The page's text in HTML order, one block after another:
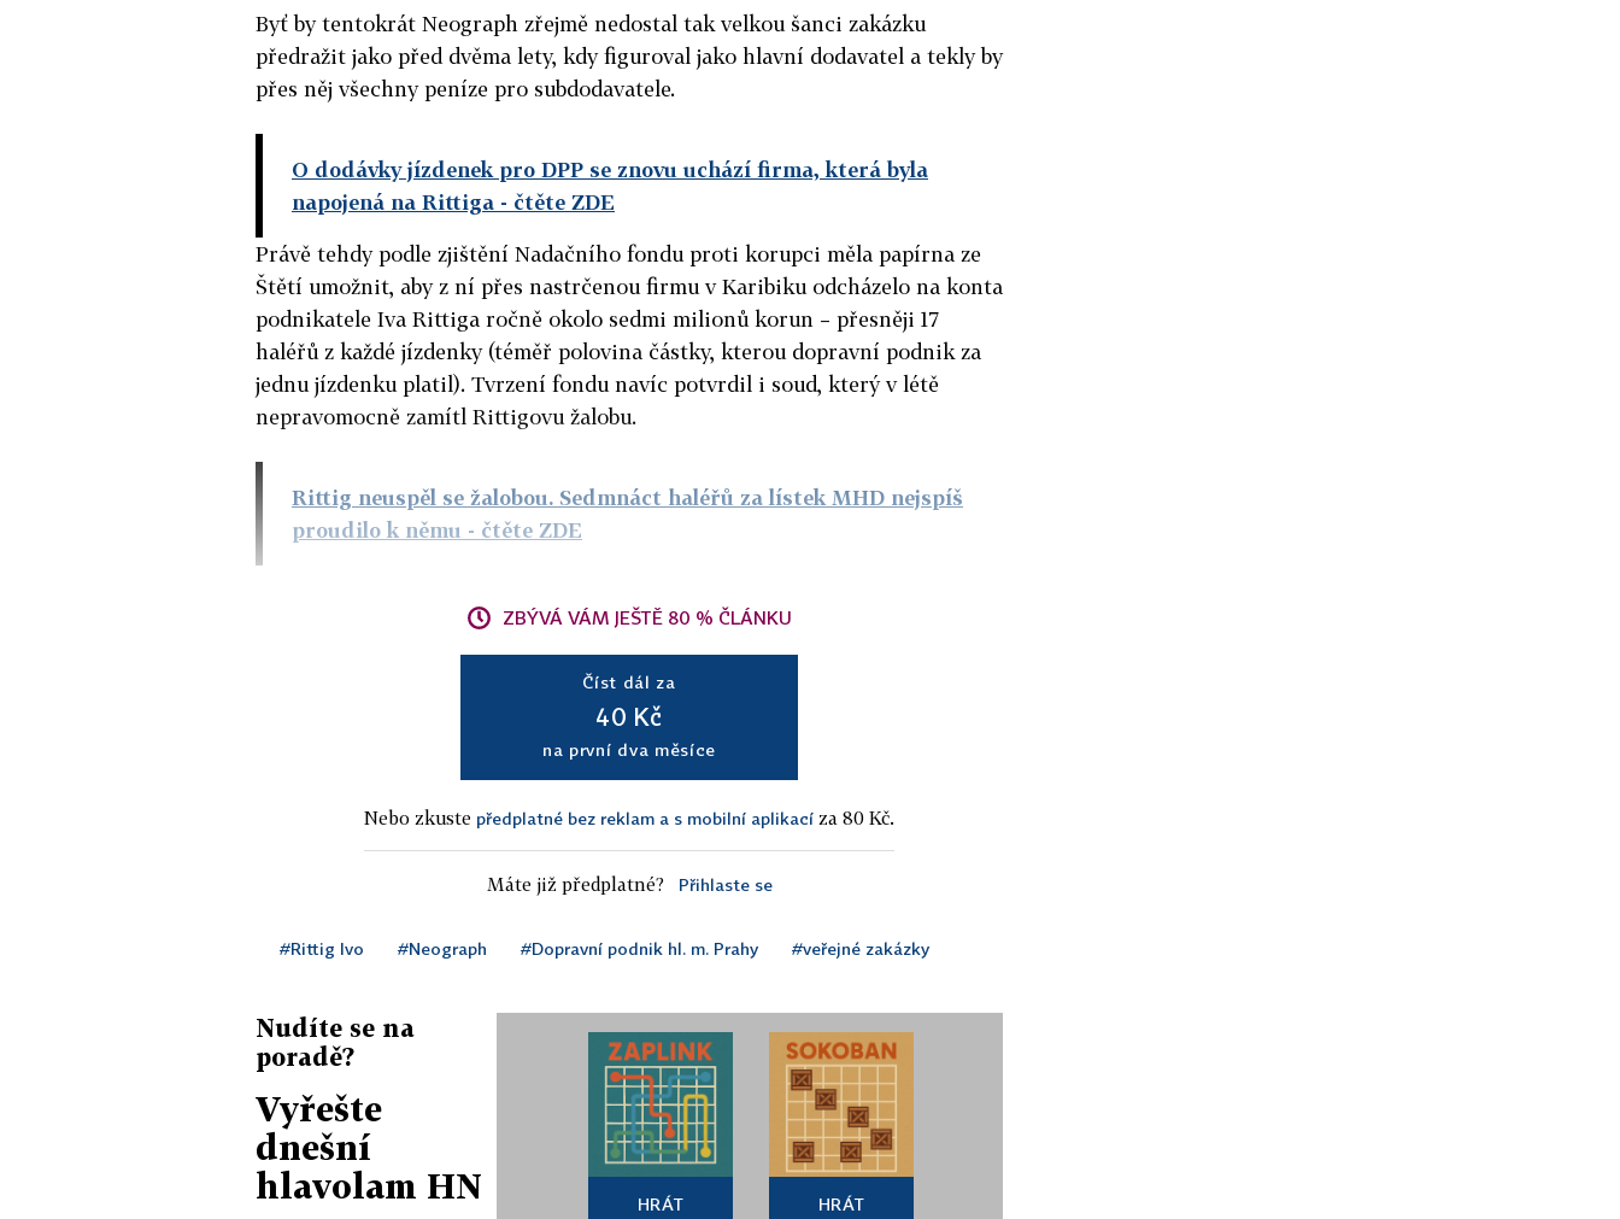
Byť by tentokrát Neograph zřejmě nedostal tak velkou šanci zakázku
předražit jako před dvěma lety, kdy figuroval jako hlavní dodavatel a tekly by
přes něj všechny peníze pro subdodavatele.
O dodávky jízdenek pro DPP se znovu uchází firma, která byla
napojená na Rittiga - čtěte ZDE
Právě tehdy podle zjištění Nadačního fondu proti korupci měla papírna ze
Štětí umožnit, aby z ní přes nastrčenou firmu v Karibiku odcházelo na konta
podnikatele Iva Rittiga ročně okolo sedmi milionů korun – přesněji 17
haléřů z každé jízdenky (téměř polovina částky, kterou dopravní podnik za
jednu jízdenku platil). Tvrzení fondu navíc potvrdil i soud, který v létě
nepravomocně zamítl Rittigovu žalobu.
Rittig neuspěl se žalobou. Sedmnáct haléřů za lístek MHD nejspíš
proudilo k němu - čtěte ZDE
ZBÝVÁ VÁM JEŠTĚ 80 % ČLÁNKU
Číst dál za
40 Kč
na první dva měsíce
Nebo zkuste předplatné bez reklam a s mobilní aplikací za 80 Kč.
Máte již předplatné? Přihlaste se
#Rittig Ivo #Neograph #Dopravní podnik hl. m. Prahy #veřejné zakázky
Nudíte se na
poradě?
Vyřešte
dnešní
hlavolam HN
HRÁT HRÁT